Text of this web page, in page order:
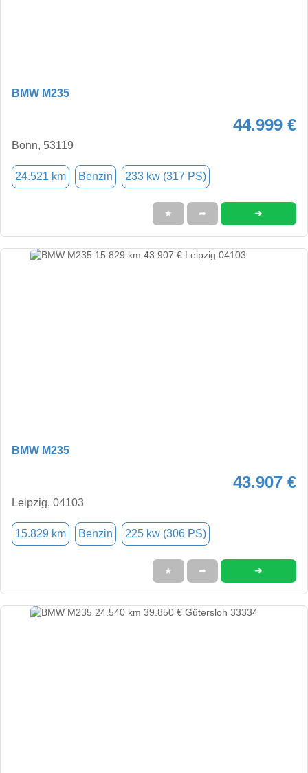
BMW M235
44.999 €
Bonn, 53119
24.521 km Benzin 233 kw (317 PS)
★ ➦ ➜
BMW M235
43.907 €
Leipzig, 04103
15.829 km Benzin 225 kw (306 PS)
★ ➦ ➜